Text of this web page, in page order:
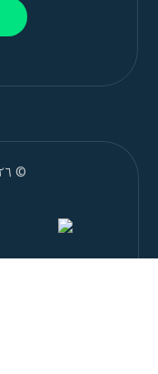
© ٢٠٢٦ حقوق الطبع والنشر